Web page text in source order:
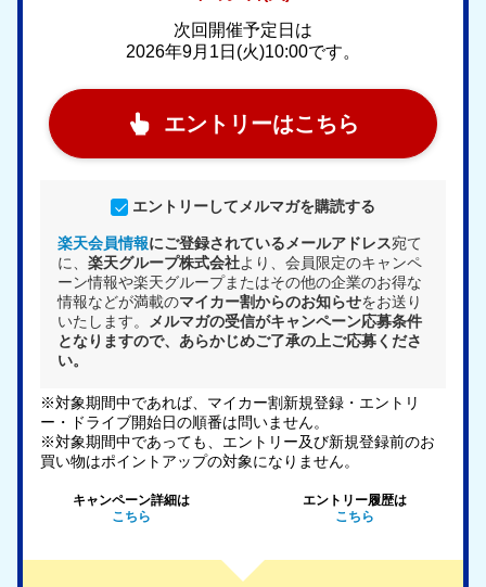
次回開催予定日は
2026年9月1日(火)10:00です。
エントリーはこちら
エントリーしてメルマガを購読する
楽天会員情報にご登録されているメールアドレス宛て
に、 楽天グループ株式会社より、会員限定のキャンペ
ーン情報や楽天グループまたはその他の企業のお得な
情報などが満載のマイカー割からのお知らせをお送り
いたします。 メルマガの受信がキャンペーン応募条件
となりますので、あらかじめご了承の上ご応募くださ
い。
※対象期間中であれば、マイカー割新規登録・エントリ
ー・ドライブ開始日の順番は問いません。
※対象期間中であっても、エントリー及び新規登録前のお
買い物はポイントアップの対象になりません。
キャンペーン詳細は
こちら
エントリー履歴は
こちら